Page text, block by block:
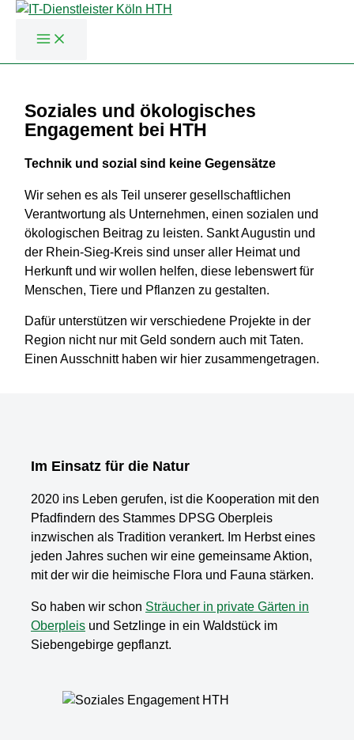
springen
Soziales und ökologisches
Engagement bei HTH
Technik und sozial sind keine Gegensätze
Wir sehen es als Teil unserer gesellschaftlichen
Verantwortung als Unternehmen, einen sozialen und
ökologischen Beitrag zu leisten. Sankt Augustin und
der Rhein-Sieg-Kreis sind unser aller Heimat und
Herkunft und wir wollen helfen, diese lebenswert für
Menschen, Tiere und Pflanzen zu gestalten.
Dafür unterstützen wir verschiedene Projekte in der
Region nicht nur mit Geld sondern auch mit Taten.
Einen Ausschnitt haben wir hier zusammengetragen.
Im Einsatz für die Natur
2020 ins Leben gerufen, ist die Kooperation mit den
Pfadfindern des Stammes DPSG Oberpleis
inzwischen als Tradition verankert. Im Herbst eines
jeden Jahres suchen wir eine gemeinsame Aktion,
mit der wir die heimische Flora und Fauna stärken.
So haben wir schon Sträucher in private Gärten in
Oberpleis und Setzlinge in ein Waldstück im
Siebengebirge gepflanzt.